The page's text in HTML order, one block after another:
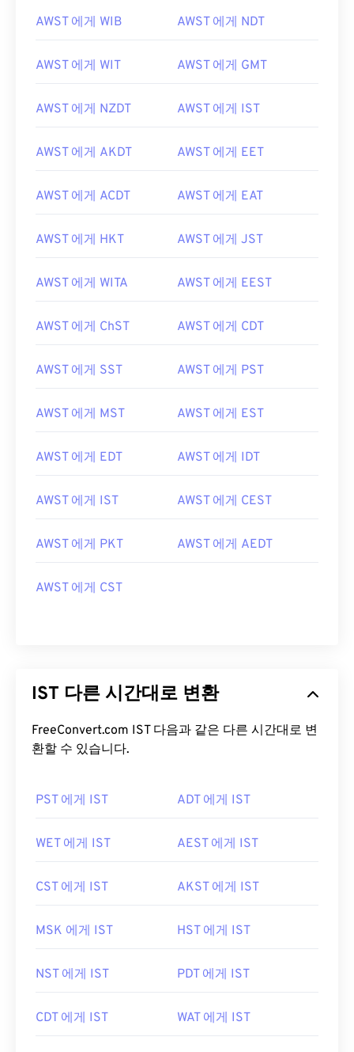
AWST 에게 WIB AWST 에게 NDT
AWST 에게 WIT AWST 에게 GMT
AWST 에게 NZDT AWST 에게 IST
AWST 에게 AKDT AWST 에게 EET
AWST 에게 ACDT AWST 에게 EAT
AWST 에게 HKT AWST 에게 JST
AWST 에게 WITA AWST 에게 EEST
AWST 에게 ChST AWST 에게 CDT
AWST 에게 SST AWST 에게 PST
AWST 에게 MST AWST 에게 EST
AWST 에게 EDT AWST 에게 IDT
AWST 에게 IST AWST 에게 CEST
AWST 에게 PKT AWST 에게 AEDT
AWST 에게 CST
IST 다른 시간대로 변환
FreeConvert.com IST 다음과 같은 다른 시간대로 변
환할 수 있습니다.
PST 에게 IST ADT 에게 IST
WET 에게 IST AEST 에게 IST
CST 에게 IST AKST 에게 IST
MSK 에게 IST HST 에게 IST
NST 에게 IST PDT 에게 IST
CDT 에게 IST WAT 에게 IST